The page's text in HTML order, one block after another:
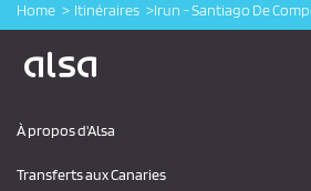
Home Itinéraires Irun - Santiago De
À propos d'Alsa
Transferts aux Canaries
Logo